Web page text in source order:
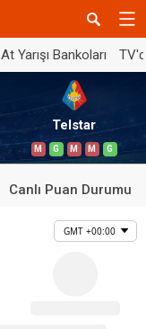
At Yarışı Bankoları
Telstar
M G M M G
Canlı Puan Durumu
GMT +00:00